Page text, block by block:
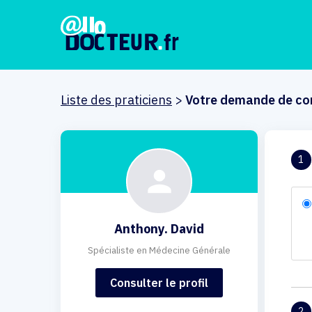
Liste des praticiens > Votre demande de
Anthony. David
Spécialiste en Médecine Générale
Consulter le profil
1